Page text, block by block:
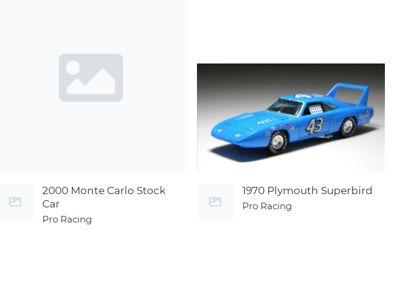
2000 Monte Carlo Stock
Car
Pro Racing
1970 Plymouth Superbird
Pro Racing